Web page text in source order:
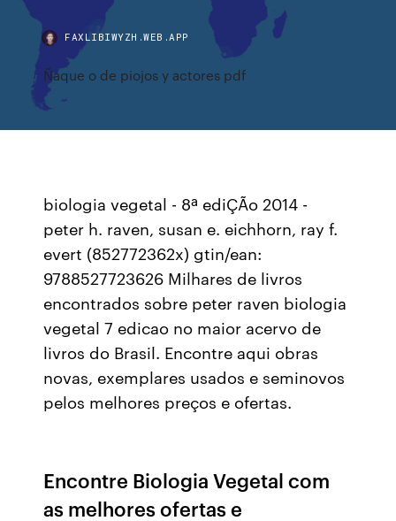
FAXLIBIWYZH.WEB.APP
Ñaque o de piojos y actores pdf
biologia vegetal - 8ª ediÇÃo 2014 -
peter h. raven, susan e. eichhorn, ray f.
evert (852772362x) gtin/ean:
9788527723626 Milhares de livros
encontrados sobre peter raven biologia
vegetal 7 edicao no maior acervo de
livros do Brasil. Encontre aqui obras
novas, exemplares usados e seminovos
pelos melhores preços e ofertas.
Encontre Biologia Vegetal com
as melhores ofertas e